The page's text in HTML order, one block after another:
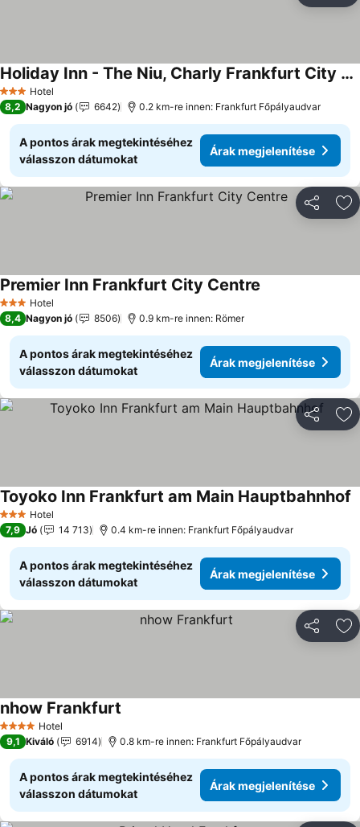
3 Kategória
Hotel
Holiday Inn - The Niu, Charly Frankfurt City By Ihg
Árak megjelenítése
8,2 Nagyon jó 6642 0.2 km-re innen: Frankfurt Főpályaudvar
A pontos árak megtekintéséhez
válasszon dátumokat
Árak megjelenítése
3 Kategória
Hotel
Premier Inn Frankfurt City Centre
8,4 Nagyon jó 8506 0.9 km-re innen: Römer
A pontos árak megtekintéséhez
válasszon dátumokat
Árak megjelenítése
3 Kategória
Hotel
Toyoko Inn Frankfurt am Main Hauptbahnhof
7,9 Jó 14 713 0.4 km-re innen: Frankfurt Főpályaudvar
A pontos árak megtekintéséhez
válasszon dátumokat
Árak megjelenítése
4 KategóriaHotel
nhow Frankfurt
9,1 Kiváló 6914 0.8 km-re innen: Frankfurt Főpályaudvar
A pontos árak megtekintéséhez
válasszon dátumokat
Árak megjelenítése